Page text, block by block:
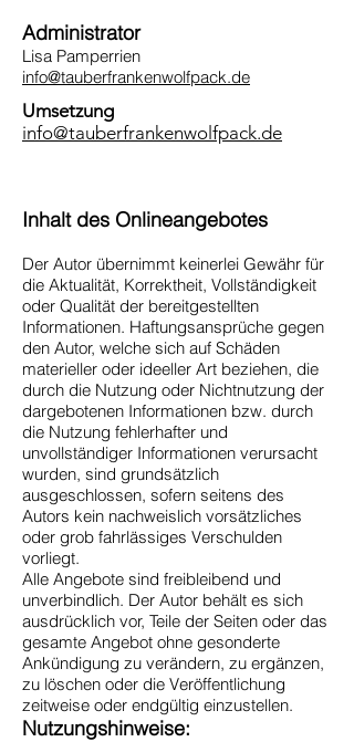
Administrator
Lisa Pamperrien
info@tauberfrankenwolfpack.de
Umsetzung
info@tauberfrankenwolfpack.de
Inhalt des Onlineangebotes
Der Autor übernimmt keinerlei Gewähr für
die Aktualität, Korrektheit, Vollständigkeit
oder Qualität der bereitgestellten
Informationen. Haftungsansprüche gegen
den Autor, welche sich auf Schäden
materieller oder ideeller Art beziehen, die
durch die Nutzung oder Nichtnutzung der
dargebotenen Informationen bzw. durch
die Nutzung fehlerhafter und
unvollständiger Informationen verursacht
wurden, sind grundsätzlich
ausgeschlossen, sofern seitens des
Autors kein nachweislich vorsätzliches
oder grob fahrlässiges Verschulden
vorliegt.
Alle Angebote sind freibleibend und
unverbindlich. Der Autor behält es sich
ausdrücklich vor, Teile der Seiten oder das
gesamte Angebot ohne gesonderte
Ankündigung zu verändern, zu ergänzen,
zu löschen oder die Veröffentlichung
zeitweise oder endgültig einzustellen.
Nutzungshinweise: